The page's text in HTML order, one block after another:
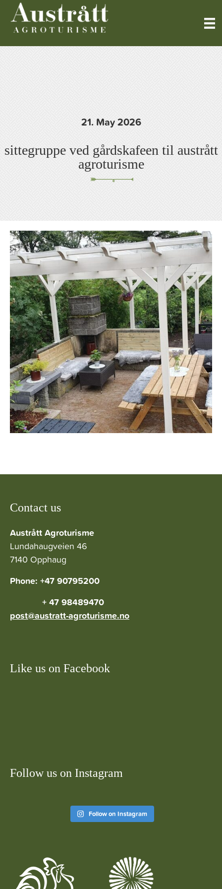
21. May 2026
sittegruppe ved gårdskafeen til austrått
agroturisme
Contact us
Austrått Agroturisme
Lundahaugveien 46
7140 Opphaug
Phone: +47 90795200
+ 47 98489470
post@austratt-agroturisme.no
Like us on Facebook
Follow us on Instagram
Follow on Instagram